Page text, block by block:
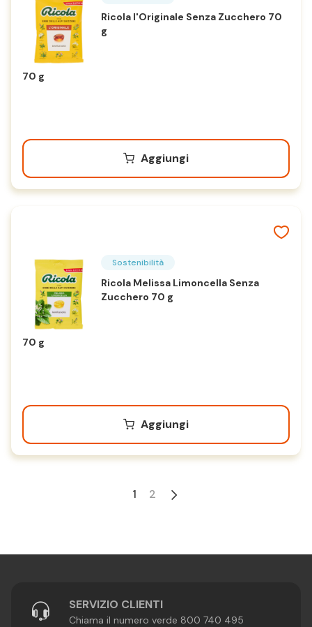
Ricola l'Originale Senza Zucchero 70
g
70 g
Aggiungi
Sostenibilità
Ricola Melissa Limoncella Senza
Zucchero 70 g
70 g
Aggiungi
1 2
SERVIZIO CLIENTI
Chiama il numero verde 800 740 495